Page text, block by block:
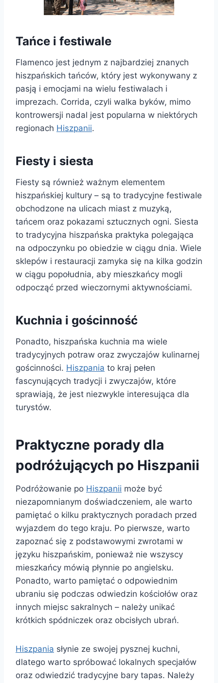
Tańce i festiwale
Flamenco jest jednym z najbardziej znanych
hiszpańskich tańców, który jest wykonywany z
pasją i emocjami na wielu festiwalach i
imprezach. Corrida, czyli walka byków, mimo
kontrowersji nadal jest popularna w niektórych
regionach Hiszpanii.
Fiesty i siesta
Fiesty są również ważnym elementem
hiszpańskiej kultury – są to tradycyjne festiwale
obchodzone na ulicach miast z muzyką,
tańcem oraz pokazami sztucznych ogni. Siesta
to tradycyjna hiszpańska praktyka polegająca
na odpoczynku po obiedzie w ciągu dnia. Wiele
sklepów i restauracji zamyka się na kilka godzin
w ciągu popołudnia, aby mieszkańcy mogli
odpocząć przed wieczornymi aktywnościami.
Kuchnia i gościnność
Ponadto, hiszpańska kuchnia ma wiele
tradycyjnych potraw oraz zwyczajów kulinarnej
gościnności. Hiszpania to kraj pełen
fascynujących tradycji i zwyczajów, które
sprawiają, że ​​jest niezwykle interesująca dla
turystów.
Praktyczne porady dla
podróżujących po Hiszpanii
Podróżowanie po Hiszpanii może być
niezapomnianym doświadczeniem, ale warto
pamiętać o kilku praktycznych poradach przed
wyjazdem do tego kraju. Po pierwsze, warto
zapoznać się z podstawowymi zwrotami w
języku hiszpańskim, ponieważ nie wszyscy
mieszkańcy mówią płynnie po angielsku.
Ponadto, warto pamiętać o odpowiednim
ubraniu się podczas odwiedzin kościołów oraz
innych miejsc sakralnych – należy unikać
krótkich spódniczek oraz obcisłych ubrań.
Hiszpania słynie ze swojej pysznej kuchni,
dlatego warto spróbować lokalnych specjałów
oraz odwiedzić tradycyjne bary tapas. Należy